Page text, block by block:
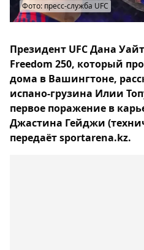
Фото: пресс-служба UFC
Президент UFC Дана
Freedom 250, который
дома в Вашингтоне,
испано-грузина Илии
первое поражение в
Джастина Гейджи
передаёт sportarena.kz.